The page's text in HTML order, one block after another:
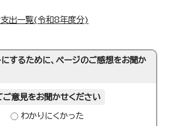
支出一覧(令和8年度分)
にするために、ページのご感想をお聞か
ご意見をお聞かせください
わかりにくかった